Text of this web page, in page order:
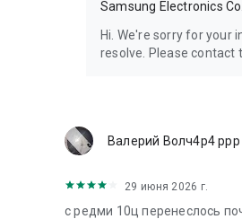
Samsung Electronics
Hi. We're sorry for your
resolve. Please contact
Валерий Волч4р4 ррр
29 июня 2026 г.
с редми 10ц перенеслось